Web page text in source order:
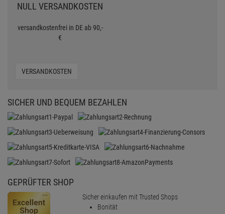
NULL VERSANDKOSTEN
versandkostenfrei in DE ab 90,-
€
VERSANDKOSTEN
SICHER UND BEQUEM BEZAHLEN
GEPRÜFTER SHOP
Sicher einkaufen mit Trusted Shops
Bonität